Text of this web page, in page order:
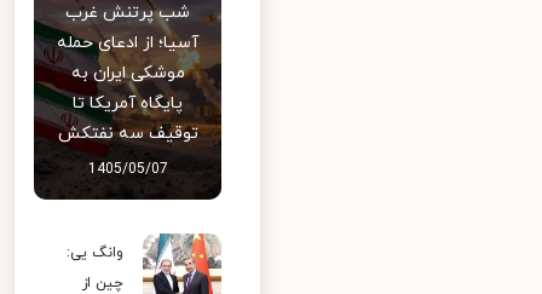
شب پرتنش غرب
آسیا؛ از ادعای حمله
موشکی ایران به
پایگاه آمریکا تا
توقیف سه نفتکش
1405/05/07
وانگ یی:
چین از